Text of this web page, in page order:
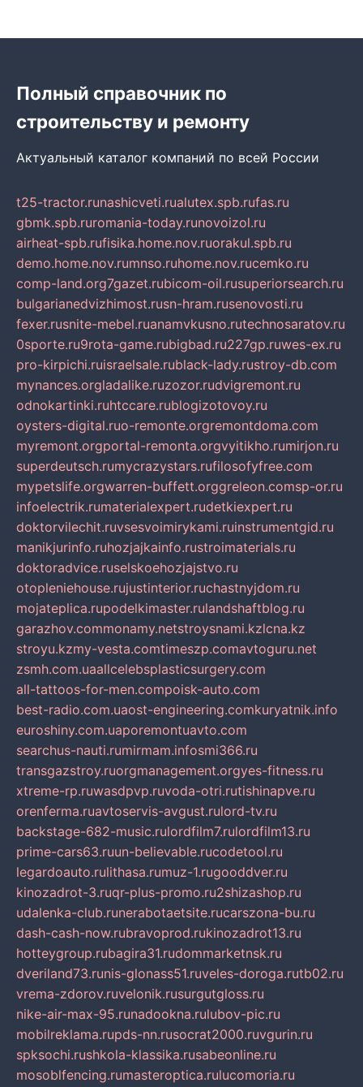
Полный справочник по
строительству и ремонту
Актуальный каталог компаний по всей России
t25-tractor.runashicveti.rualutex.spb.rufas.ru
gbmk.spb.ruromania-today.runovoizol.ru
airheat-spb.rufisika.home.nov.ruorakul.spb.ru
demo.home.nov.rumnso.ruhome.nov.rucemko.ru
comp-land.org7gazet.rubicom-oil.rusuperiorsearch.ru
bulgarianedvizhimost.rusn-hram.rusenovosti.ru
fexer.rusnite-mebel.ruanamvkusno.rutechnosaratov.ru
0sporte.ru9rota-game.rubigbad.ru227gp.ruwes-ex.ru
pro-kirpichi.ruisraelsale.rublack-lady.rustroy-db.com
mynances.orgladalike.ruzozor.rudvigremont.ru
odnokartinki.ruhtccare.rublogizotovoy.ru
oysters-digital.ruo-remonte.orgremontdoma.com
myremont.orgportal-remonta.orgvyitikho.rumirjon.ru
superdeutsch.rumycrazystars.rufilosofyfree.com
mypetslife.orgwarren-buffett.orggreleon.comsp-or.ru
infoelectrik.rumaterialexpert.rudetkiexpert.ru
doktorvilechit.ruvsesvoimirykami.ruinstrumentgid.ru
manikjurinfo.ruhozjajkainfo.rustroimaterials.ru
doktoradvice.ruselskoehozjajstvo.ru
otopleniehouse.rujustinterior.ruchastnyjdom.ru
mojateplica.rupodelkimaster.rulandshaftblog.ru
garazhov.commonamy.netstroysnami.kzlcna.kz
stroyu.kzmy-vesta.comtimeszp.comavtoguru.net
zsmh.com.uaallcelebsplasticsurgery.com
all-tattoos-for-men.compoisk-auto.com
best-radio.com.uaost-engineering.comkuryatnik.info
euroshiny.com.uaporemontuavto.com
searchus-nauti.rumirmam.infosmi366.ru
transgazstroy.ruorgmanagement.orgyes-fitness.ru
xtreme-rp.ruwasdpvp.ruvoda-otri.rutishinapve.ru
orenferma.ruavtoservis-avgust.rulord-tv.ru
backstage-682-music.rulordfilm7.rulordfilm13.ru
prime-cars63.ruun-believable.rucodetool.ru
legardoauto.rulithasa.rumuz-1.rugooddver.ru
kinozadrot-3.ruqr-plus-promo.ru2shizashop.ru
udalenka-club.runerabotaetsite.rucarszona-bu.ru
dash-cash-now.rubravoprod.rukinozadrot13.ru
hotteygroup.rubagira31.rudommarketnsk.ru
dveriland73.runis-glonass51.ruveles-doroga.rutb02.ru
vrema-zdorov.ruvelonik.rusurgutgloss.ru
nike-air-max-95.runadookna.rulubov-pic.ru
mobilreklama.rupds-nn.rusocrat2000.ruvgurin.ru
spksochi.rushkola-klassika.rusabeonline.ru
mosoblfencing.rumasteroptica.rulucomoria.ru